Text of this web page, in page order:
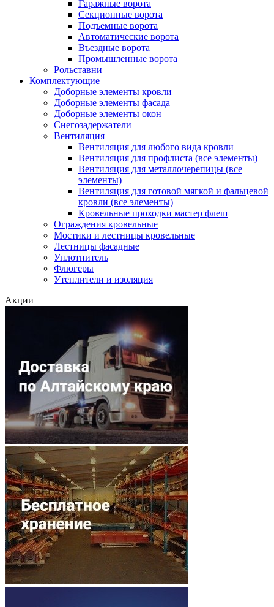
Гаражные ворота
Секционные ворота
Подъемные ворота
Автоматические ворота
Въездные ворота
Промышленные ворота
Рольставни
Комплектующие
Доборные элементы кровли
Доборные элементы фасада
Доборные элементы окон
Снегозадержатели
Вентиляция
Вентиляция для любого вида кровли
Вентиляция для профлиста (все элементы)
Вентиляция для металлочерепицы (все
элементы)
Вентиляция для готовой мягкой и фальцевой
кровли (все элементы)
Кровельные проходки мастер флеш
Ограждения кровельные
Мостики и лестницы кровельные
Лестницы фасадные
Уплотнитель
Флюгеры
Утеплители и изоляция
Акции